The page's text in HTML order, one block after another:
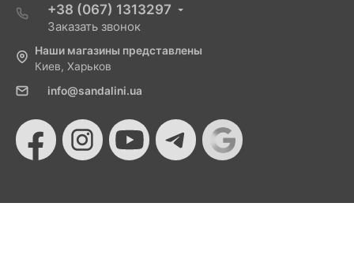
+38 (067) 1313297
Заказать звонок
Наши магазины представлены
Киев, Харьков
info@sandalini.ua